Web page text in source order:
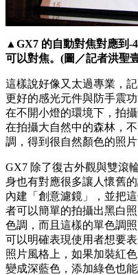
▲GX7 的自動對焦對應到-
可以對焦。(圖／記者洪聖
這樣說好像又太過專業，
更好的感光元件與防手震
在不開小燈的環境下，拍
在拍攝大自然中的森林，
調，得到很自然顏色的照片
GX7 除了復古外觀與雙滾
身也有對應很多讓人懷舊
內建「創意濾鏡」，並把
者可以簡單的拍攝出黑白
色調，而且這樣的單色調
可以明確表現使用者想要
照片風格上，如果加裝紅
變成深藍色，添加綠色也